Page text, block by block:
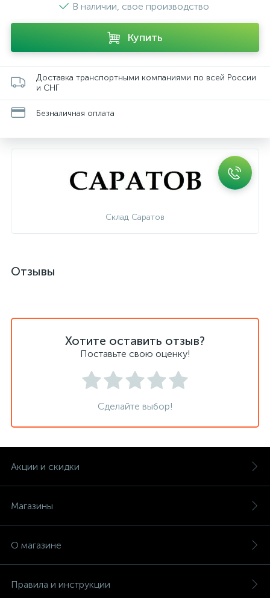
В наличии, свое производство
Купить
Доставка транспортными компаниями по всей России
и СНГ
Безналичная оплата
Склад Саратов
Отзывы
Хотите оставить отзыв?
Поставьте свою оценку!
Сделайте выбор!
Акции и скидки
Магазины
О магазине
Правила и инструкции